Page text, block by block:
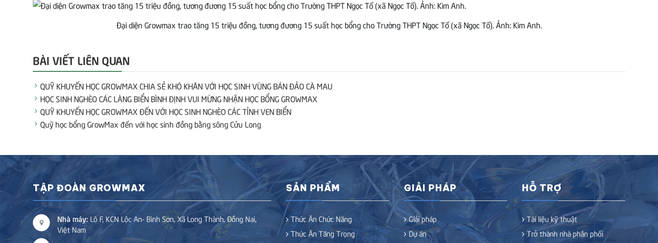
Đại diện Growmax trao tăng 15 triệu đồng, tương đương 15 suất học bổng cho Trường THPT Ngọc Tố (xã Ngọc Tố). Ảnh: Kim Anh.
BÀI VIẾT LIÊN QUAN
QUỸ KHUYẾN HỌC GROWMAX CHIA SẺ KHÓ KHĂN VỚI HỌC SINH VÙNG BÁN ĐẢO CÀ MAU
HỌC SINH NGHÈO CÁC LÀNG BIỂN BÌNH ĐỊNH VUI MỪNG NHẬN HỌC BỔNG GROWMAX
QUỸ KHUYẾN HỌC GROWMAX ĐẾN VỚI HỌC SINH NGHÈO CÁC TỈNH VEN BIỂN
Quỹ học bổng GrowMax đến với học sinh đồng bằng sông Cửu Long
TẬP ĐOÀN GROWMAX
Nhà máy: Lô F, KCN Lộc An- Bình Sơn, Xã Long Thành, Đồng Nai,
Việt Nam
SẢN PHẨM
Thức Ăn Chức Năng
Thức Ăn Tăng Trọng
GIẢI PHÁP
Giải pháp
Dự án
HỖ TRỢ
Tài liệu kỹ thuật
Trở thành nhà phân phối